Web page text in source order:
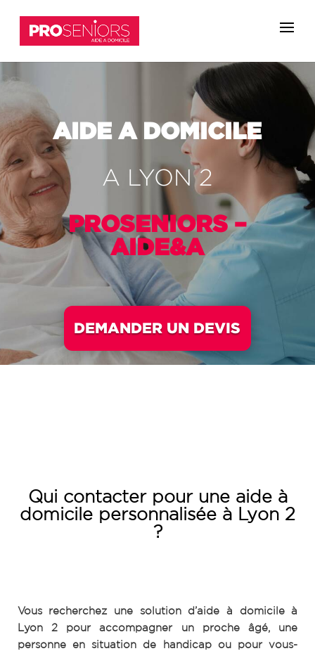
AIDE A DOMICILE
A LYON 2
PROSENIORS –
AIDE&A
DEMANDER UN DEVIS
Qui contacter pour une aide à
domicile personnalisée à Lyon 2
?
Vous recherchez une solution d’aide à domicile à
Lyon 2 pour accompagner un proche âgé, une
personne en situation de handicap ou pour vous-